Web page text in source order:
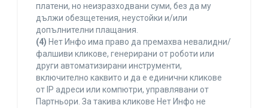
платени, но неизразходвани суми, без да му
дължи обезщетения, неустойки и/или
допълнителни плащания.
(4) Нет Инфо има право да премахва невалидни/
фалшиви кликове, генерирани от роботи или
други автоматизирани инструменти,
включително каквито и да е единични кликове
от IP адреси или компютри, управлявани от
Партньори. За такива кликове Нет Инфо не